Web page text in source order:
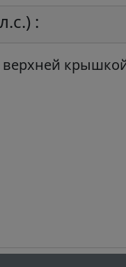
:
верхней